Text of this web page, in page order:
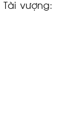
vượng: